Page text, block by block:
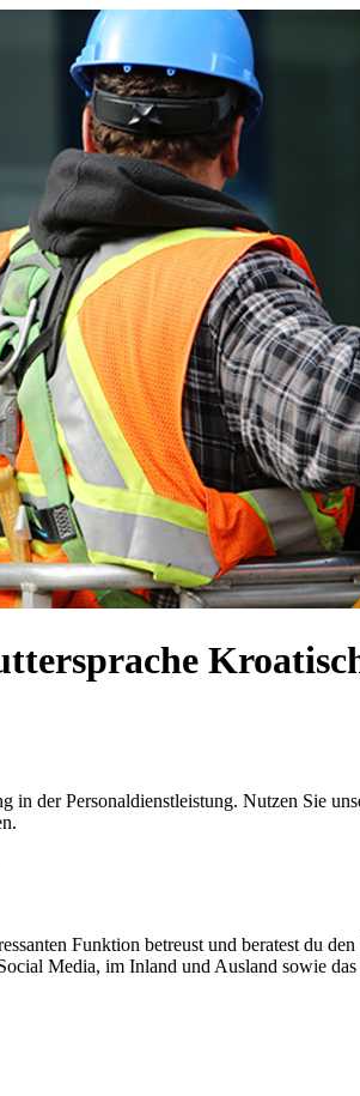
der Personaldienstleistung. Nutzen Sie
Funktion betreust und beratest du
Media, im Inland und Ausland sowie